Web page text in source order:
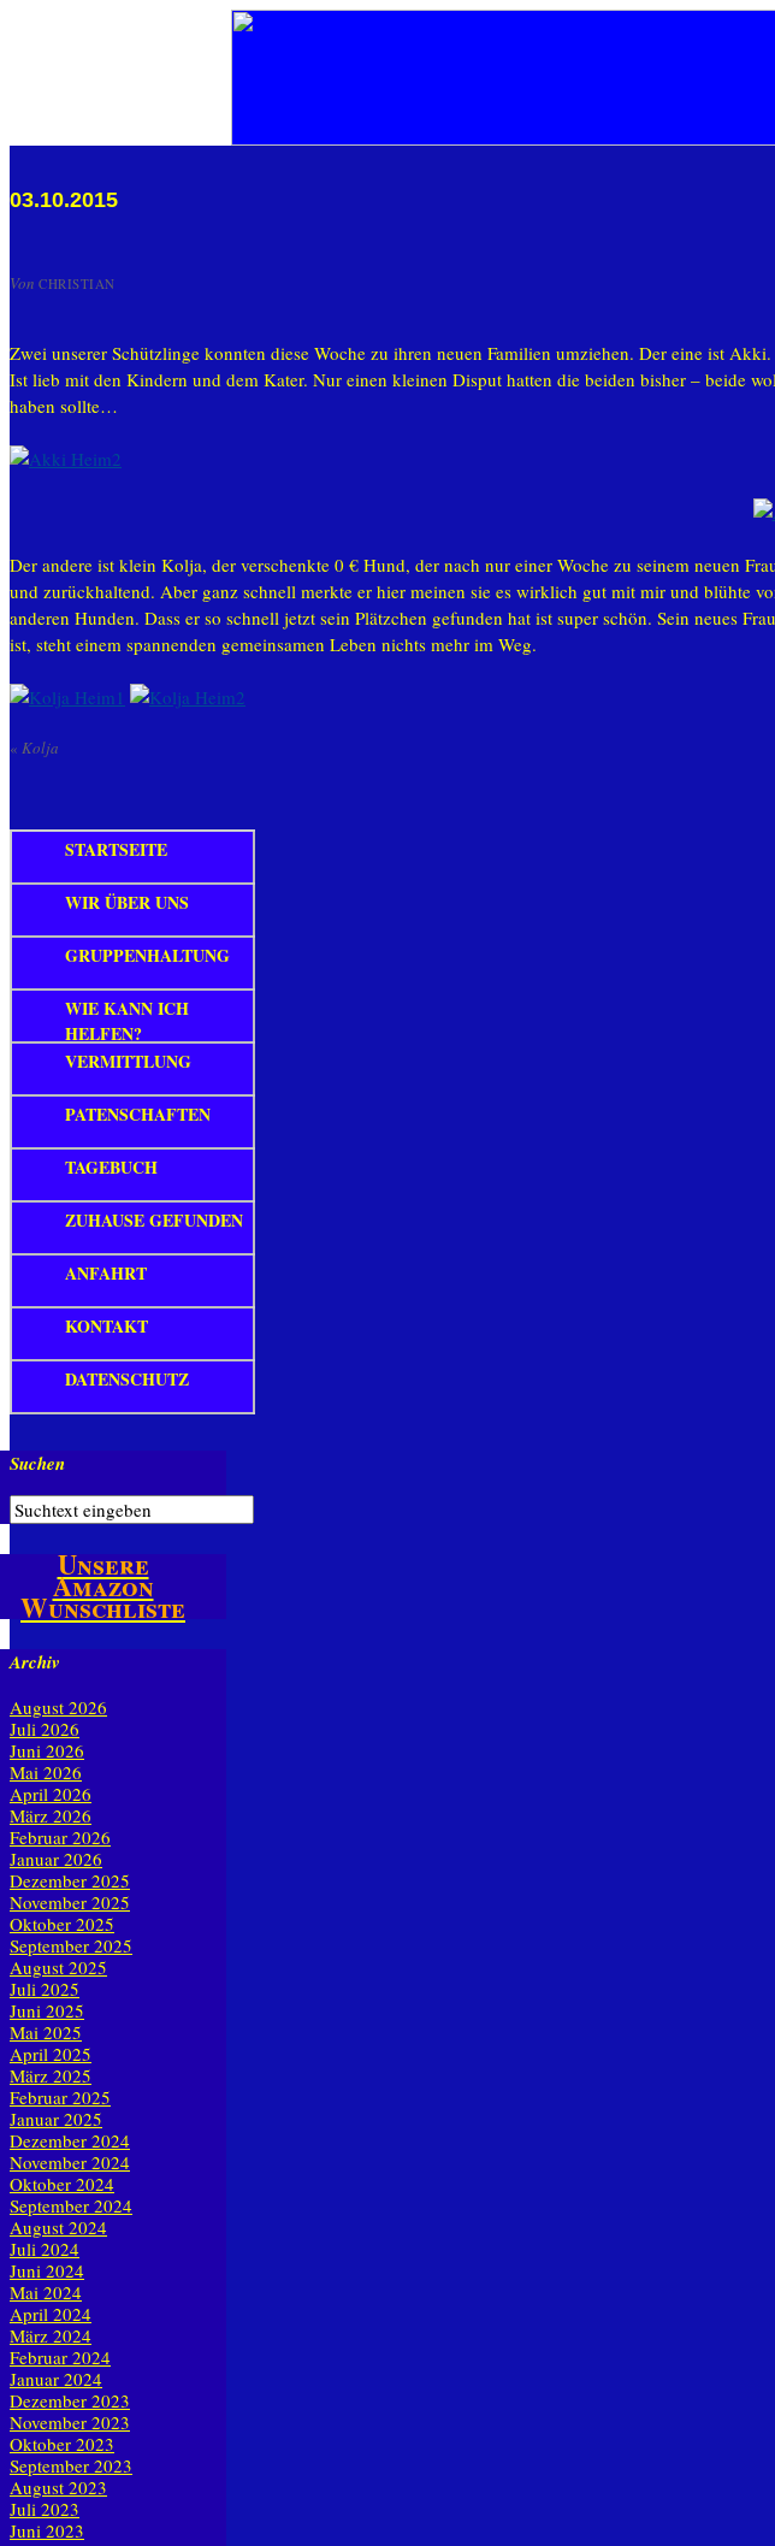
03.10.2015
Von CHRISTIAN
Zwei unserer Schützlinge konnten diese Woche zu ihren neuen Familien umziehen. Der eine ist
Ist lieb mit den Kindern und dem Kater. Nur einen kleinen Disput hatten die beiden bisher – beide
haben sollte…
Der andere ist klein Kolja, der verschenkte 0 € Hund, der nach nur einer Woche zu seinem neuen
und zurückhaltend. Aber ganz schnell merkte er hier meinen sie es wirklich gut mit mir und blühte
anderen Hunden. Dass er so schnell jetzt sein Plätzchen gefunden hat ist super schön. Sein neues
ist, steht einem spannenden gemeinsamen Leben nichts mehr im Weg.
« Kolja
STARTSEITE
WIR ÜBER UNS
GRUPPENHALTUNG
WIE KANN ICH
HELFEN?
VERMITTLUNG
PATENSCHAFTEN
TAGEBUCH
ZUHAUSE GEFUNDEN
ANFAHRT
KONTAKT
DATENSCHUTZ
Suchen
Unsere
Amazon
Wunschliste
Archiv
August 2026
Juli 2026
Juni 2026
Mai 2026
April 2026
März 2026
Februar 2026
Januar 2026
Dezember 2025
November 2025
Oktober 2025
September 2025
August 2025
Juli 2025
Juni 2025
Mai 2025
April 2025
März 2025
Februar 2025
Januar 2025
Dezember 2024
November 2024
Oktober 2024
September 2024
August 2024
Juli 2024
Juni 2024
Mai 2024
April 2024
März 2024
Februar 2024
Januar 2024
Dezember 2023
November 2023
Oktober 2023
September 2023
August 2023
Juli 2023
Juni 2023